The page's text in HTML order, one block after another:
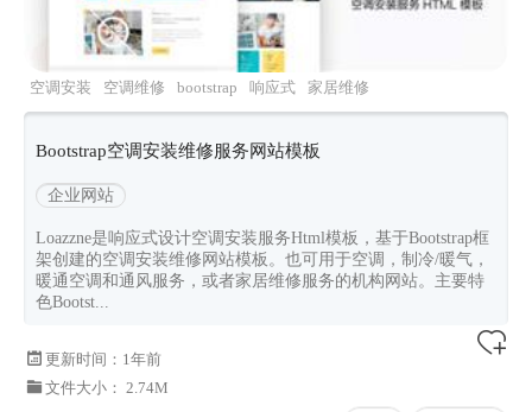
空调安装 空调维修 bootstrap 响应式 家居维修
Bootstrap空调安装维修服务网站模板
企业网站
Loazzne是响应式设计空调安装服务Html模板，基于Bootstrap框
架创建的空调安装维修网站模板。也可用于空调，制冷/暖气，
暖通空调和通风服务，或者家居维修服务的机构网站。主要特
色Bootst...
更新时间： 1年前
文件大小： 2.74M